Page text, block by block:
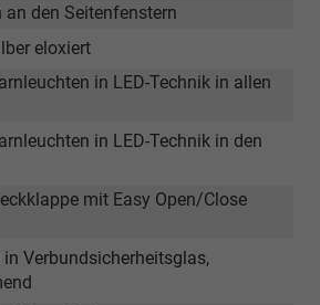
an den Seitenfenstern
eloxiert
in LED-Technik in allen
in LED-Technik in den
mit Easy Open/Close
in Verbundsicherheitsglas,